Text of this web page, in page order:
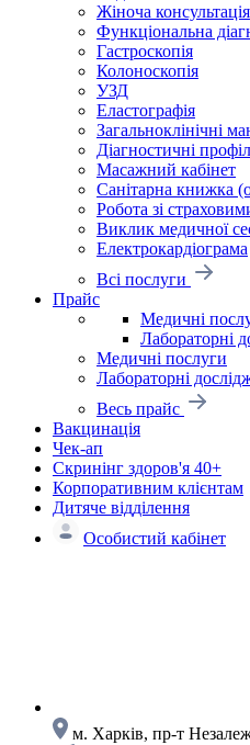
Жіноча консультація
Функціональна
Гастроскопія
Колоноскопія
УЗД
Еластографія
Загальноклінічні
Діагностичні
Масажний кабінет
Санітарна книжка
Робота зі
Виклик медичної
Електрокардіограма
Всі послуги
Прайс
Медичні
Лабораторні
Медичні послуги
Лабораторні
Весь прайс
Вакцинація
Чек-ап
Скринінг здоров'я 40+
Корпоративним клієнтам
Дитяче відділення
Особистий кабінет
м. Харків, пр-т